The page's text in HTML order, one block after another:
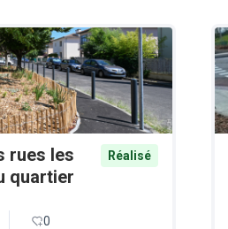
rues les
quartier
Réalisé
0